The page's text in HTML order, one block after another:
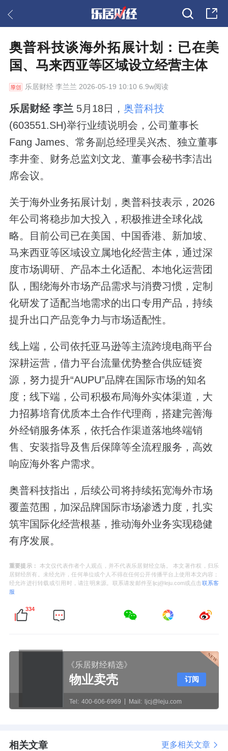
奥普科技谈海外拓展计划：已在美
国、马来西亚等区域设立经营主体
乐居财经李兰兰 2026-05-19 10:10 6.9w阅读
乐居财经 李兰 5月18日， 奥普科技
(603551.SH)举行业绩说明会，公司董事长
Fang James、常务副总经理吴兴杰、独立董事
李井奎、财务总监刘文龙、董事会秘书李洁出
席会议。
关于海外业务拓展计划，奥普科技表示，2026
年公司将稳步加大投入，积极推进全球化战
略。目前公司已在美国、中国香港、新加坡、
马来西亚等区域设立属地化经营主体，通过深
度市场调研、产品本土化适配、本地化运营团
队，围绕海外市场产品需求与消费习惯，定制
化研发了适配当地需求的出口专用产品，持续
提升出口产品竞争力与市场适配性。
线上端，公司依托亚马逊等主流跨境电商平台
深耕运营，借力平台流量优势整合供应链资
源，努力提升“AUPU”品牌在国际市场的知名
度；线下端，公司积极布局海外实体渠道，大
力招募培育优质本土合作代理商，搭建完善海
外经销服务体系，依托合作渠道落地终端销
售、安装指导及售后保障等全流程服务，高效
响应海外客户需求。
奥普科技指出，后续公司将持续拓宽海外市场
覆盖范围，加深品牌国际市场渗透力度，扎实
筑牢国际化经营根基，推动海外业务实现稳健
有序发展。
重要提示：
本文仅代表作者个人观点，并不代表乐居财经立场。 本文著作权，归乐
居财经所有。未经允许，任何单位或个人不得在任何公开传播平台上使用本文内容；
经允许进行转载或引用时，请注明来源。联系请发邮件至ljcj@leju.com或点击联系客
服
334
《乐居财经精选》
物业卖壳
Tel: 400-606-6969 Mail: ljcj@leju.com
订阅
相关文章 更多相关文章